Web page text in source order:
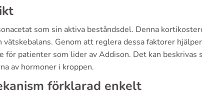
som sin aktiva beståndsdel. Denna
vätskebalans. Genom att reglera dessa faktorer
för patienter som lider av Addison. Det kan
av hormoner i kroppen.
förklarad enkelt